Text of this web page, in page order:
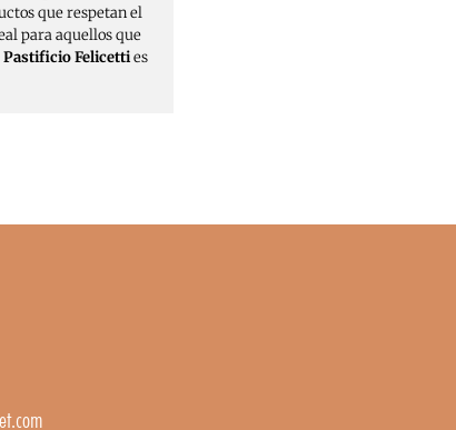
que respetan el
para aquellos que
Pastificio Felicetties